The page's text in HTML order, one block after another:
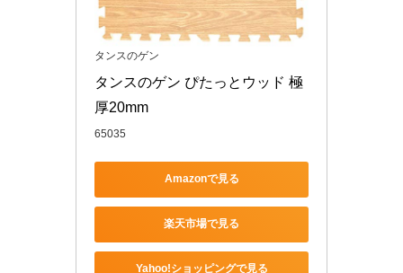
タンスのゲン
タンスのゲン ぴたっとウッド 極
厚20mm
65035
Amazonで見る
楽天市場で見る
Yahoo!ショッピングで見る